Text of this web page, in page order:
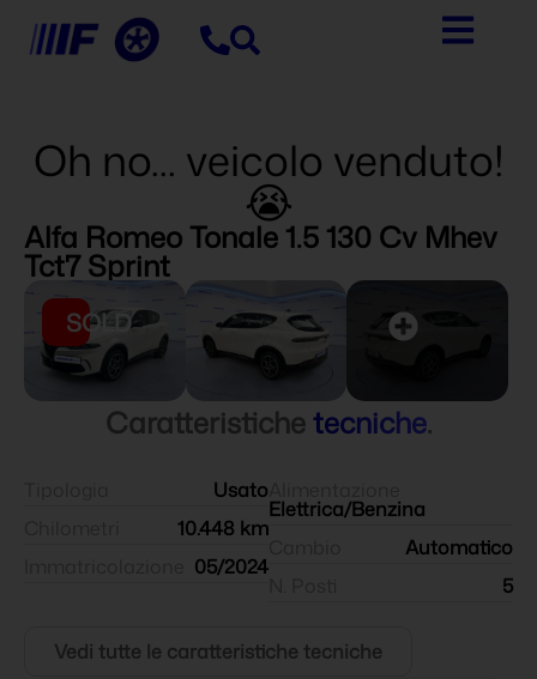
Oh no... veicolo venduto!
😭
Alfa Romeo Tonale 1.5 130 Cv Mhev
Tct7 Sprint
SOLD
Caratteristichetecniche.
Usato
10.448 km
05/2024
Elettrica/Benzina
Automatico
5
Vedi tutte le caratteristiche tecniche